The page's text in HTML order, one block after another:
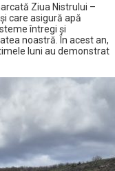
Ziua Nistrului –
care asigură apă
întregi și
noastră. În acest an,
luni au demonstrat